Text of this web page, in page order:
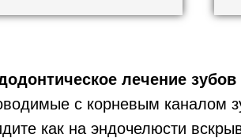
лечение зубов
с корневым каналом
как на эндочелюсти